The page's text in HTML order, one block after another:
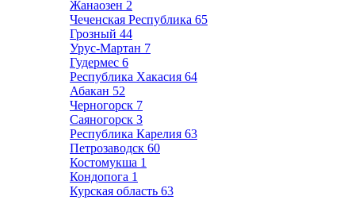
Жанаозен 2
Чеченская Республика 65
Грозный 44
Урус-Мартан 7
Гудермес 6
Республика Хакасия 64
Абакан 52
Черногорск 7
Саяногорск 3
Республика Карелия 63
Петрозаводск 60
Костомукша 1
Кондопога 1
Курская область 63